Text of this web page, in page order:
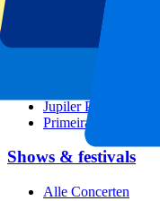
Champions League
Premier League
Jupiler Pro League
Primeira Liga
Shows & festivals
Alle Concerten